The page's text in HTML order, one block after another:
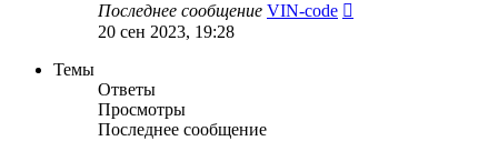
Последнее сообщение VIN-code
20 сен 2023, 19:28
Темы
Ответы
Просмотры
Последнее сообщение